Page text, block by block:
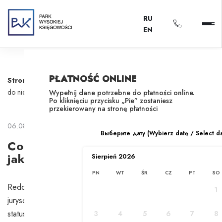
RU
EN
Strona główna/Aktualności/Co oznacza redomikularyzacja i jak
do niej dochodzi?
06.08.2024
Co oznacza redomikularyzacja i
jak do niej dochodzi?
Redomiciliation to przeniesienie siedziby spółki z jednej
jurysdykcji do innej, przy jednoczesnym zachowaniu jej
statusu prawnego i bez przerywania działalności. Proces ten
PŁATNOŚĆ ONLINE
Wypełnij dane potrzebne do płatności online.
Po kliknięciu przycisku „Pie” zostaniesz
przekierowany na stronę płatności
Выберите дату (Wybierz datę / Select
Sierpień 2026
PN WT ŚR CZ PT SO
1
3 4 5 6 7 8